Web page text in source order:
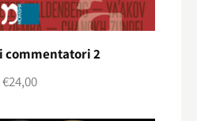
commentatori 2
€24,00